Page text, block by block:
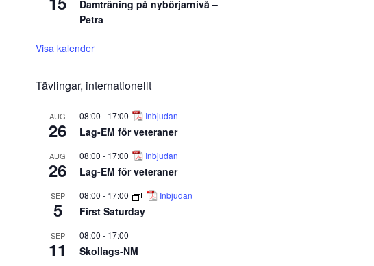
Damträning på nybörjarnivå –
Petra
Visa kalender
Tävlingar, internationellt
AUG
26
08:00 - 17:00 Inbjudan
Lag-EM för veteraner
AUG
26
08:00 - 17:00 Inbjudan
Lag-EM för veteraner
SEP
5
08:00 - 17:00 Inbjudan
First Saturday
SEP
11
08:00 - 17:00
Skollags-NM